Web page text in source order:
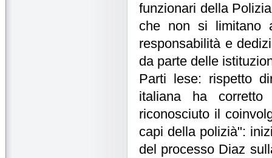
funzionari della
che non si limitano
responsabilità e
da parte delle
Parti lese: rispetto
italiana ha
riconosciuto il
capi della polizià":
del processo Diaz